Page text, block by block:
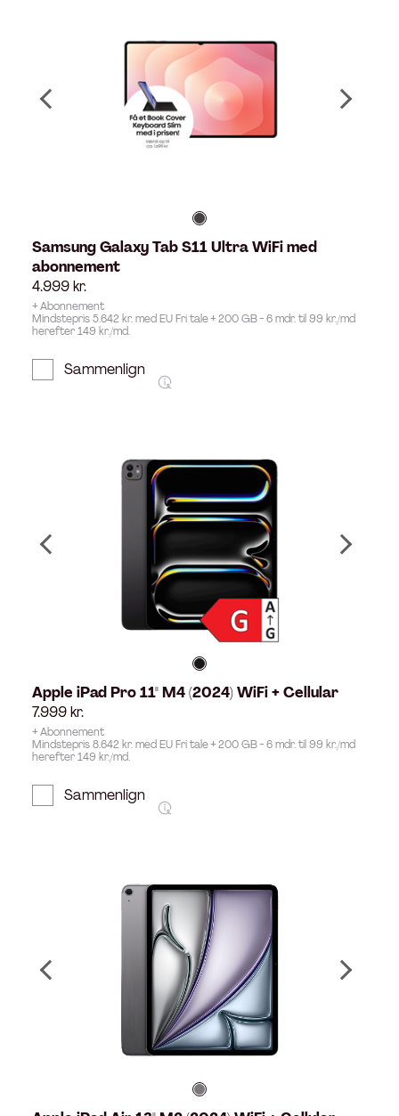
Samsung Galaxy Tab S11 Ultra WiFi med
abonnement
4.999kr.
+ Abonnement
Mindstepris 5.642 kr. med EU Fri tale + 200 GB - 6 mdr. til 99 kr./md
herefter 149 kr./md.
Sammenlign
Apple iPad Pro 11" M4 (2024) WiFi + Cellular
7.999kr.
+ Abonnement
Mindstepris 8.642 kr. med EU Fri tale + 200 GB - 6 mdr. til 99 kr./md
herefter 149 kr./md.
Sammenlign